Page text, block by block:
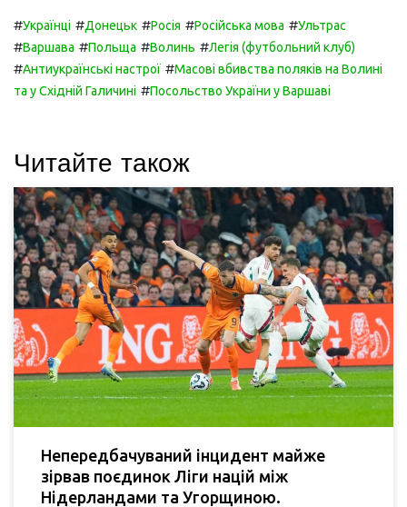
#Українці #Донецьк #Росія #Російська мова #Ультрас
#Варшава #Польща #Волинь #Легія (футбольний клуб)
#Антиукраїнські настрої #Масові вбивства поляків на Волині
та у Східній Галичині #Посольство України у Варшаві
Читайте також
Непередбачуваний інцидент майже
зірвав поєдинок Ліги націй між
Нідерландами та Угорщиною.